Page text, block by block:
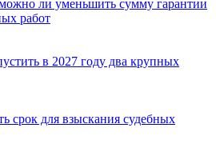
ли уменьшить сумму гарантии
работ
в 2027 году два крупных
срок для взыскания судебных